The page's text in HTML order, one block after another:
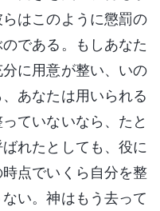
はこのように懲罰の
である。もしあなた
に用意が整い、いの
あなたは用いられる
ていないなら、たと
れたとしても、役に
点でいくら自分を整
い。神はもう去って